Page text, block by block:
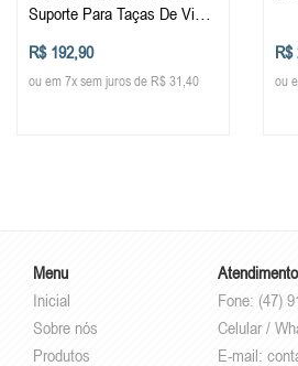
Suporte Para Taças De Vinho
R$ 192,90
ou em 7x sem juros de R$ 31,40
R$
ou
Menu
Inicial
Sobre nós
Produtos
Atendimento
Fone: (47)
Celular /
E-mail: